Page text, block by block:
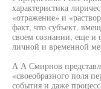
характеристика
«отражение» и
факт, что субъект,
своем сознании, еще и
личной и временной
А А Смирнов
«своеобразного поля
события и даже